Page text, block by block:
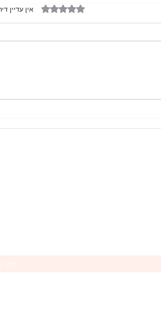
דירוג של 0 מתוך 5 כוכבים אין עדיין